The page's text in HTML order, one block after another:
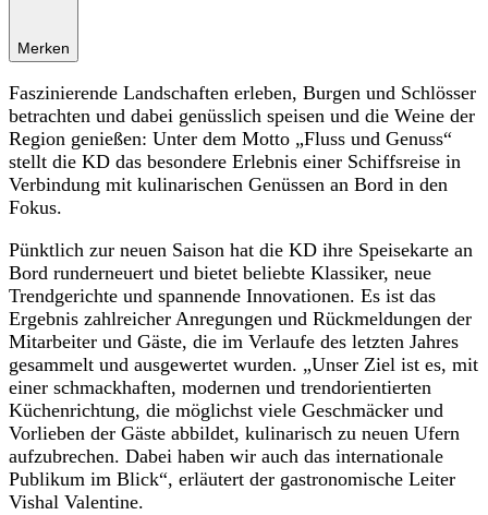
Merken
Faszinierende Landschaften erleben, Burgen und Schlösser
betrachten und dabei genüsslich speisen und die Weine der
Region genießen: Unter dem Motto „Fluss und Genuss“
stellt die KD das besondere Erlebnis einer Schiffsreise in
Verbindung mit kulinarischen Genüssen an Bord in den
Fokus.
Pünktlich zur neuen Saison hat die KD ihre Speisekarte an
Bord runderneuert und bietet beliebte Klassiker, neue
Trendgerichte und spannende Innovationen. Es ist das
Ergebnis zahlreicher Anregungen und Rückmeldungen der
Mitarbeiter und Gäste, die im Verlaufe des letzten Jahres
gesammelt und ausgewertet wurden. „Unser Ziel ist es, mit
einer schmackhaften, modernen und trendorientierten
Küchenrichtung, die möglichst viele Geschmäcker und
Vorlieben der Gäste abbildet, kulinarisch zu neuen Ufern
aufzubrechen. Dabei haben wir auch das internationale
Publikum im Blick“, erläutert der gastronomische Leiter
Vishal Valentine.